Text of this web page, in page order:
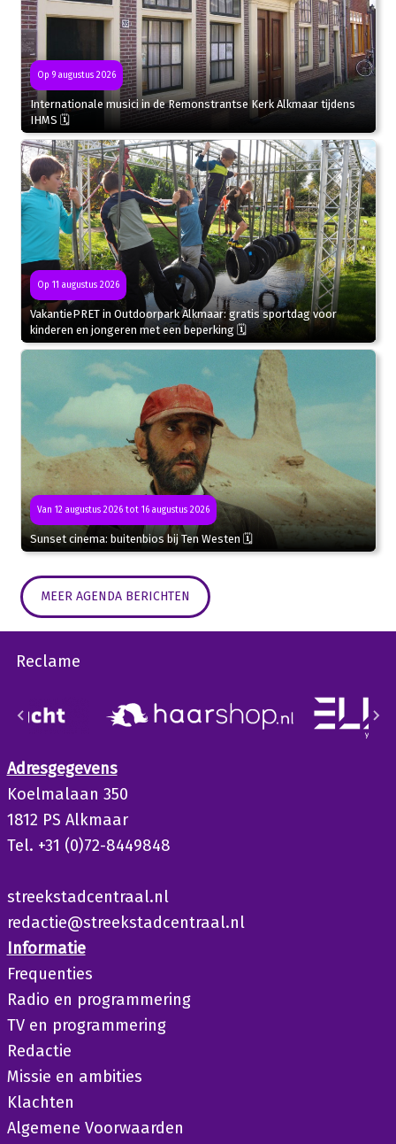
Op 9 augustus 2026
Internationale musici in de Remonstrantse Kerk Alkmaar tijdens
IHMS 🗓
Op 11 augustus 2026
VakantiePRET in Outdoorpark Alkmaar: gratis sportdag voor
kinderen en jongeren met een beperking 🗓
Van 12 augustus 2026 tot 16 augustus 2026
Sunset cinema: buitenbios bij Ten Westen 🗓
MEER AGENDA BERICHTEN
Reclame
Adresgegevens
Koelmalaan 350
1812 PS Alkmaar
Tel. +31 (0)72-8449848
streekstadcentraal.nl
redactie@streekstadcentraal.nl
Informatie
Frequenties
Radio en programmering
TV en programmering
Redactie
Missie en ambities
Klachten
Algemene Voorwaarden